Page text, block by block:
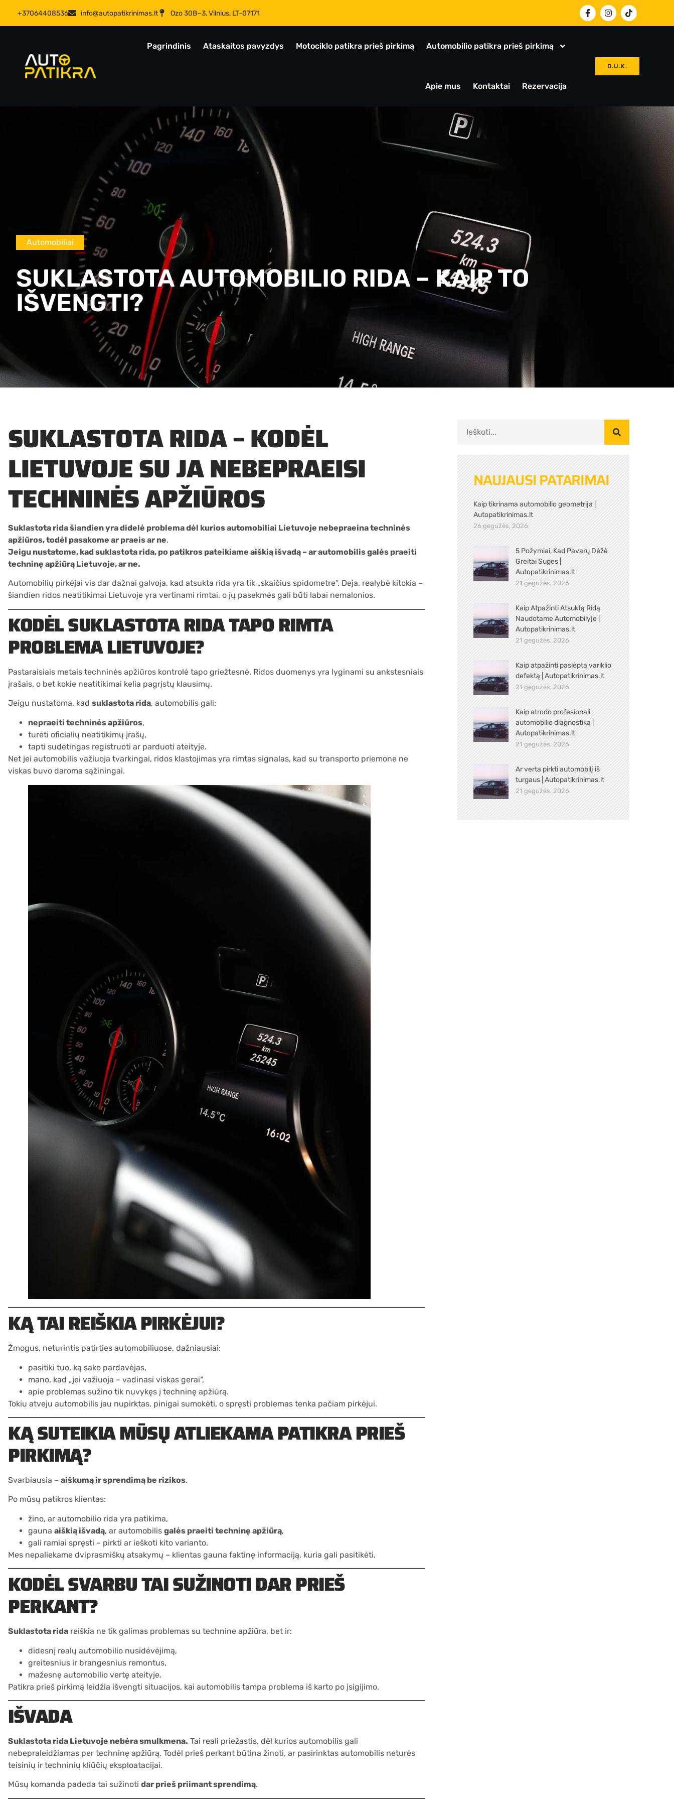
+37064408536 info@autopatikrinimas.lt Ozo 30B−3, Vilnius, LT-07171
Pagrindinis Ataskaitos pavyzdys Motociklo patikra prieš pirkimą Automobilio patikra prieš pirkimą
Apie mus Kontaktai Rezervacija
D.U.K.
Automobiliai
SUKLASTOTA AUTOMOBILIO RIDA – KAIP TO
IŠVENGTI?
SUKLASTOTA RIDA – KODĖL
LIETUVOJE SU JA NEBEPRAEISI
TECHNINĖS APŽIŪROS
Suklastota rida šiandien yra didelė problema dėl kurios automobiliai Lietuvoje nebepraeina techninės
apžiūros, todėl pasakome ar praeis ar ne.
Jeigu nustatome, kad suklastota rida, po patikros pateikiame aiškią išvadą – ar automobilis galės praeiti
techninę apžiūrą Lietuvoje, ar ne.
Automobilių pirkėjai vis dar dažnai galvoja, kad atsukta rida yra tik „skaičius spidometre“. Deja, realybė kitokia –
šiandien ridos neatitikimai Lietuvoje yra vertinami rimtai, o jų pasekmės gali būti labai nemalonios.
KODĖL SUKLASTOTA RIDA TAPO RIMTA
PROBLEMA LIETUVOJE?
Pastaraisiais metais techninės apžiūros kontrolė tapo griežtesnė. Ridos duomenys yra lyginami su ankstesniais
įrašais, o bet kokie neatitikimai kelia pagrįstų klausimų.
Jeigu nustatoma, kad suklastota rida, automobilis gali:
nepraeiti techninės apžiūros,
turėti oficialių neatitikimų įrašų,
tapti sudėtingas registruoti ar parduoti ateityje.
Net jei automobilis važiuoja tvarkingai, ridos klastojimas yra rimtas signalas, kad su transporto priemone ne
viskas buvo daroma sąžiningai.
KĄ TAI REIŠKIA PIRKĖJUI?
Žmogus, neturintis patirties automobiliuose, dažniausiai:
pasitiki tuo, ką sako pardavėjas,
mano, kad „jei važiuoja – vadinasi viskas gerai“,
apie problemas sužino tik nuvykęs į techninę apžiūrą.
Tokiu atveju automobilis jau nupirktas, pinigai sumokėti, o spręsti problemas tenka pačiam pirkėjui.
KĄ SUTEIKIA MŪSŲ ATLIEKAMA PATIKRA PRIEŠ
PIRKIMĄ?
Svarbiausia – aiškumą ir sprendimą be rizikos.
Po mūsų patikros klientas:
žino, ar automobilio rida yra patikima,
gauna aiškią išvadą, ar automobilis galės praeiti techninę apžiūrą,
gali ramiai spręsti – pirkti ar ieškoti kito varianto.
Mes nepaliekame dviprasmiškų atsakymų – klientas gauna faktinę informaciją, kuria gali pasitikėti.
KODĖL SVARBU TAI SUŽINOTI DAR PRIEŠ
PERKANT?
Suklastota rida reiškia ne tik galimas problemas su technine apžiūra, bet ir:
didesnį realų automobilio nusidėvėjimą,
greitesnius ir brangesnius remontus,
mažesnę automobilio vertę ateityje.
Patikra prieš pirkimą leidžia išvengti situacijos, kai automobilis tampa problema iš karto po įsigijimo.
IŠVADA
Suklastota rida Lietuvoje nebėra smulkmena. Tai reali priežastis, dėl kurios automobilis gali
nebepraleidžiamas per techninę apžiūrą. Todėl prieš perkant būtina žinoti, ar pasirinktas automobilis neturės
teisinių ir techninių kliūčių eksploatacijai.
Mūsų komanda padeda tai sužinoti dar prieš priimant sprendimą.
NAUJAUSI PATARIMAI
Kaip tikrinama automobilio geometrija |
Autopatikrinimas.lt
26 gegužės, 2026
5 Požymiai, Kad Pavarų Dėžė
Greitai Suges |
Autopatikrinimas.lt
21 gegužės, 2026
Kaip Atpažinti Atsuktą Ridą
Naudotame Automobilyje |
Autopatikrinimas.lt
21 gegužės, 2026
Kaip atpažinti paslėptą variklio
defektą | Autopatikrinimas.lt
21 gegužės, 2026
Kaip atrodo profesionali
automobilio diagnostika |
Autopatikrinimas.lt
21 gegužės, 2026
Ar verta pirkti automobilį iš
turgaus | Autopatikrinimas.lt
21 gegužės, 2026